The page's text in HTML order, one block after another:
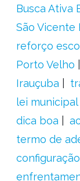
Busca Ativa
São Vicente
reforço
Porto Velho
Irauçuba
lei municipal
dica boa
termo de